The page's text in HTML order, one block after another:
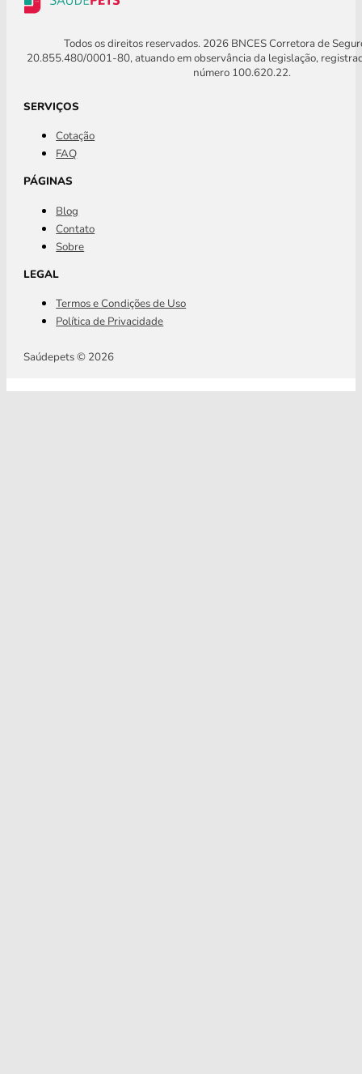
Todos os direitos reservados. 2026 BNCES Corretora de
20.855.480/0001-80, atuando em observância da legislação,
número 100.620.22.
SERVIÇOS
Cotação
FAQ
PÁGINAS
Blog
Contato
Sobre
LEGAL
Termos e Condições de Uso
Política de Privacidade
Saúdepets © 2026